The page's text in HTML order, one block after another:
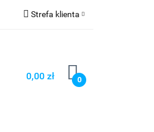
Strefa klienta
Zarejestruj się
Dodaj zgłoszenie
0,00 zł 0